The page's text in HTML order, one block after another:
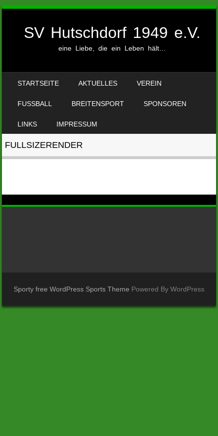
SV Hutschdorf 1949 e.V.
eine Liebe, die ein Leben hält…
STARTSEITE AKTUELLES VEREIN
FUSSBALL BREITENSPORT SPONSOREN
LINKS IMPRESSUM
FULLSIZERENDER
Sporty free WordPress Sports Theme Powered By WordPress